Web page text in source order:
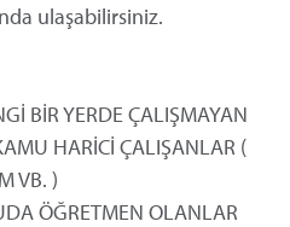
ulaşabilirsiniz.
BİR YERDE ÇALIŞMAYAN
HARİCİ ÇALIŞANLAR (
VB. )
ÖĞRETMEN OLANLAR